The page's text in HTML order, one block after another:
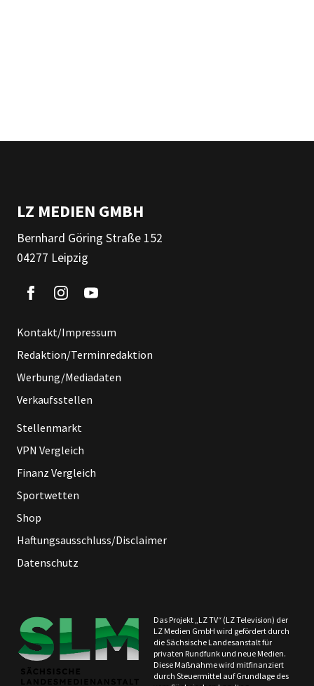
LZ MEDIEN GMBH
Bernhard Göring Straße 152
04277 Leipzig
Kontakt/Impressum
Redaktion/Terminredaktion
Werbung/Mediadaten
Verkaufsstellen
Stellenmarkt
VPN Vergleich
Finanz Vergleich
Sportwetten
Shop
Haftungsausschluss/Disclaimer
Datenschutz
Das Projekt „LZ TV“ (LZ Television) der
LZ Medien GmbH wird gefördert durch
die Sächsische Landesanstalt für
privaten Rundfunk und neue Medien.
Diese Maßnahme wird mitfinanziert
durch Steuermittel auf Grundlage des